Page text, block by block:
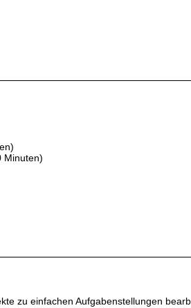
Minuten)
zu einfachen Aufgabenstellungen